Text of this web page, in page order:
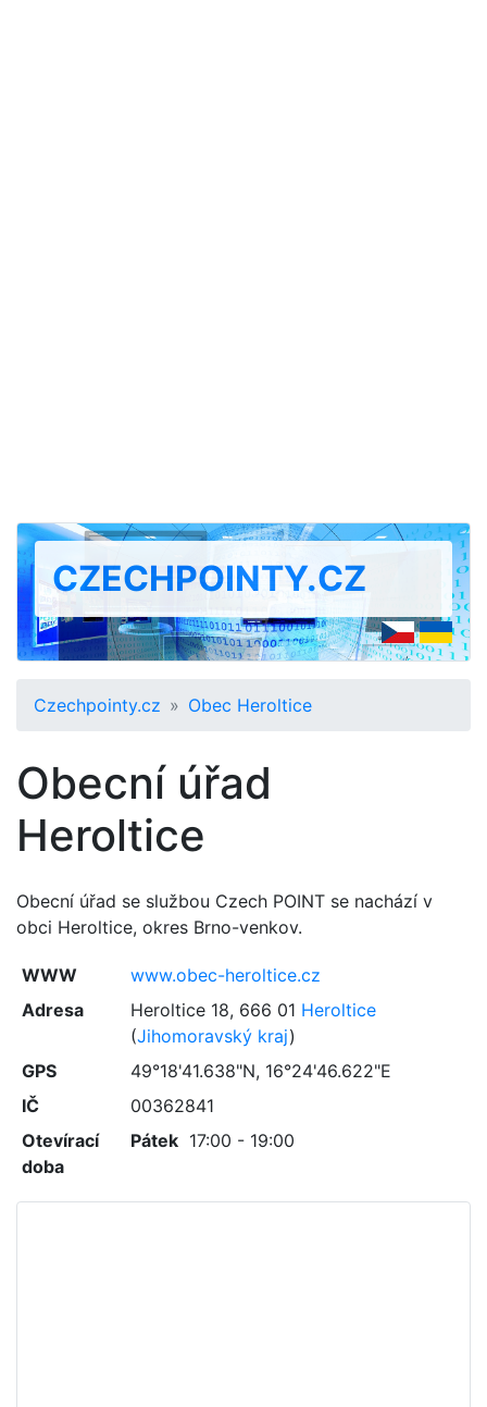
CZECHPOINTY.CZ
Czechpointy.cz Obec Heroltice
Obecní úřad
Heroltice
Obecní úřad se službou Czech POINT se nachází v
obci Heroltice, okres Brno-venkov.
WWW
www.obec-heroltice.cz
Adresa
Heroltice 18, 666 01 Heroltice
(Jihomoravský kraj)
GPS
49°18'41.638"N, 16°24'46.622"E
IČ
00362841
Otevírací
doba
Pátek 17:00 - 19:00